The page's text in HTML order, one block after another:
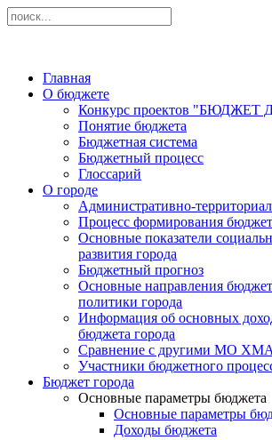
Главная
О бюджете
Конкурс проектов
Понятие бюджета
Бюджетная система
Бюджетный процесс
Глоссарий
О городе
Административно-
Процесс формирования
Основные показатели
развития города
Бюджетный прогноз
Основные направления
политики города
Информация об основных
бюджета города
Сравнение с другими МО
Участники бюджетного
Бюджет города
Основные параметры бюджета
Основные параметры
Доходы бюджета